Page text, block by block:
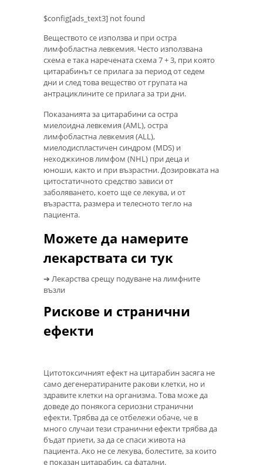
$config[ads_text3] not found
Веществото се използва и при остра
лимфобластна левкемия. Често използвана
схема е така наречената схема 7 + 3, при която
цитарабинът се прилага за период от седем
дни и след това вещество от групата на
антрациклините се прилага за три дни.
Показанията за цитарабини са остра
миелоидна левкемия (AML), остра
лимфобластна левкемия (ALL),
миелодиспластичен синдром (MDS) и
неходжкинов лимфом (NHL) при деца и
юноши, както и при възрастни. Дозировката на
цитостатичното средство зависи от
заболяването, което ще се лекува, и от
възрастта, размера и телесното тегло на
пациента.
Можете да намерите
лекарствата си тук
➔ Лекарства срещу подуване на лимфните
възли
Рискове и странични
ефекти
Цитотоксичният ефект на цитарабин засяга не
само дегенератираните ракови клетки, но и
здравите клетки на организма. Това може да
доведе до понякога сериозни странични
ефекти. Трябва да се отбележи обаче, че в
много случаи тези странични ефекти трябва да
бъдат приети, за да се спаси живота на
пациента. Ако не се лекува, болестите, за които
е показан цитарабин, са фатални.